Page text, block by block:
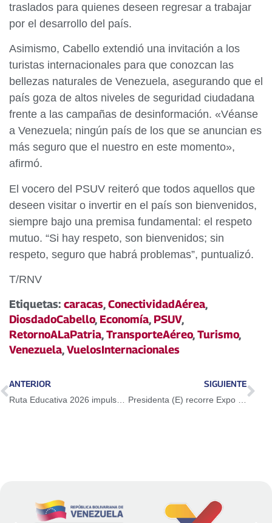
traslados para quienes deseen regresar a trabajar
por el desarrollo del país.
Asimismo, Cabello extendió una invitación a los
turistas internacionales para que conozcan las
bellezas naturales de Venezuela, asegurando que el
país goza de altos niveles de seguridad ciudadana
frente a las campañas de desinformación. «Véanse
a Venezuela; ningún país de los que se anuncian es
más seguro que el nuestro en este momento»,
afirmó.
El vocero del PSUV reiteró que todos aquellos que
deseen visitar o invertir en el país son bienvenidos,
siempre bajo una premisa fundamental: el respeto
mutuo. “Si hay respeto, son bienvenidos; sin
respeto, seguro que habrá problemas”, puntualizó.
T/RNV
Etiquetas: caracas,ConectividadAérea,
DiosdadoCabello, Economía, PSUV,
RetornoALaPatria,TransporteAéreo,Turismo,
Venezuela,VuelosInternacionales
ANTERIOR
Ruta Educativa 2026 impulsa inclusión y fortalecimiento de la educación intercultural indígena
SIGUIENTE
Presidenta (E) recorre Expo Niños en el Espacio: «Viaje al Sistema Solar» y «Expo Simón de Niño a Libertador»